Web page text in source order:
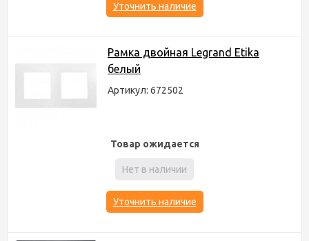
Уточнить наличие
Рамка двойная Legrand Etika
белый
Артикул: 672502
Товар ожидается
Нет в наличии
Уточнить наличие